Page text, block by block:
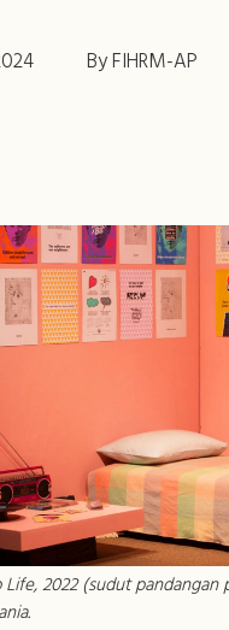
By FIHRM-AP
2022 (sudut pandangan